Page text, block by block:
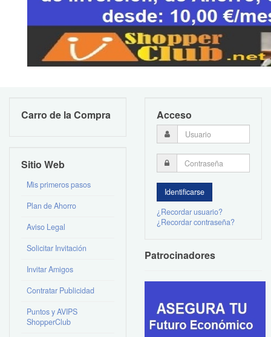
Carro de la Compra
Sitio Web
Mis primeros pasos
Plan de Ahorro
Aviso Legal
Solicitar Invitación
Invitar Amigos
Contratar Publicidad
Puntos y AVIPS
ShopperClub
Acceso
¿Recordar usuario?
¿Recordar contraseña?
Patrocinadores